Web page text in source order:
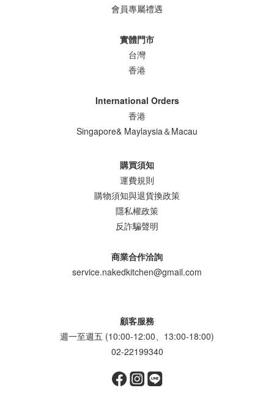
會員專屬禮遇
實體門市
台灣
香港
International Orders
香港
Singapore& Maylaysia＆Macau
購買須知
運費規則
購物須知與退貨換政策
隱私權政策
反詐騙聲明
商業合作洽詢
service.nakedkitchen@gmail.com
顧客服務
週一至週五 (10:00-12:00、13:00-18:00)
02-22199340